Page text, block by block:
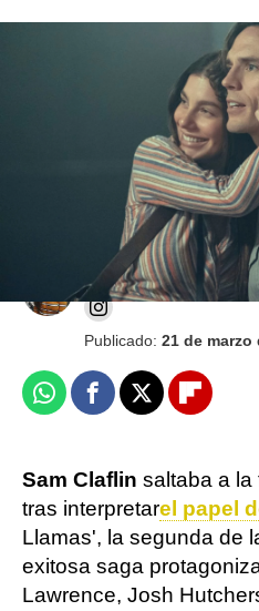
'Daisy Jones and the
Presley ayudó a su
papel antes de morir
Laura Moreno
Publicado: 21 de marzo
WhatsappFacebook
X
Sam Claflin saltaba a la
tras interpretarel papel
Llamas', la segunda de
exitosa saga
Lawrence, Josh